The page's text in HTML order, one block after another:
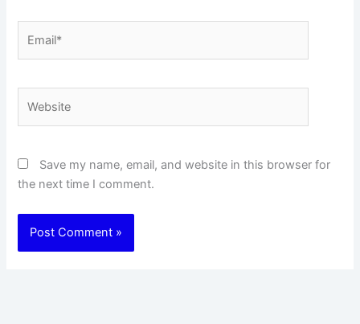
Save my name, email, and website in this browser for
the next time I comment.